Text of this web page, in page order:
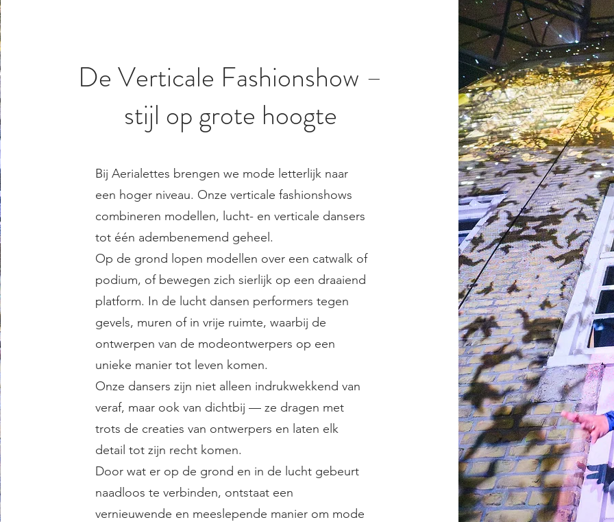
De Verticale Fashionshow –
stijl op grote hoogte
Bij Aerialettes brengen we mode letterlijk naar
een hoger niveau. Onze verticale fashionshows
combineren modellen, lucht- en verticale dansers
tot één adembenemend geheel.
Op de grond lopen modellen over een catwalk of
podium, of bewegen zich sierlijk op een draaiend
platform. In de lucht dansen performers tegen
gevels, muren of in vrije ruimte, waarbij de
ontwerpen van de modeontwerpers op een
unieke manier tot leven komen.
Onze dansers zijn niet alleen indrukwekkend van
veraf, maar ook van dichtbij — ze dragen met
trots de creaties van ontwerpers en laten elk
detail tot zijn recht komen.
Door wat er op de grond en in de lucht gebeurt
naadloos te verbinden, ontstaat een
vernieuwende en meeslepende manier om mode